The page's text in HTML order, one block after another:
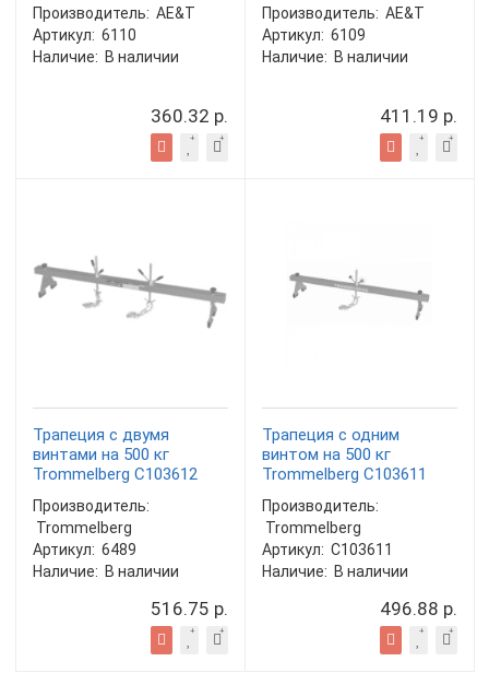
Производитель: AE&T
Артикул: 6110
Наличие: В наличии
360.32 р.
Производитель: AE&T
Артикул: 6109
Наличие: В наличии
411.19 р.
Трапеция с двумя
винтами на 500 кг
Trommelberg C103612
Производитель:
Trommelberg
Артикул: 6489
Наличие: В наличии
516.75 р.
Трапеция с одним
винтом на 500 кг
Trommelberg C103611
Производитель:
Trommelberg
Артикул: C103611
Наличие: В наличии
496.88 р.